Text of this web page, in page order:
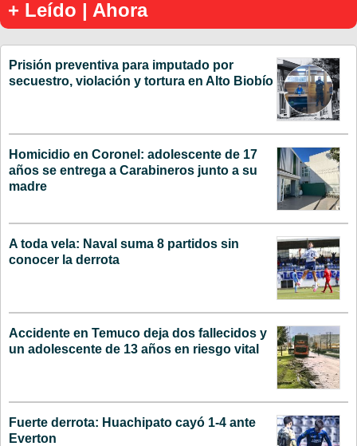
+ Leído | Ahora
Prisión preventiva para imputado por
secuestro, violación y tortura en Alto Biobío
Homicidio en Coronel: adolescente de 17
años se entrega a Carabineros junto a su
madre
A toda vela: Naval suma 8 partidos sin
conocer la derrota
Accidente en Temuco deja dos fallecidos y
un adolescente de 13 años en riesgo vital
Fuerte derrota: Huachipato cayó 1-4 ante
Everton